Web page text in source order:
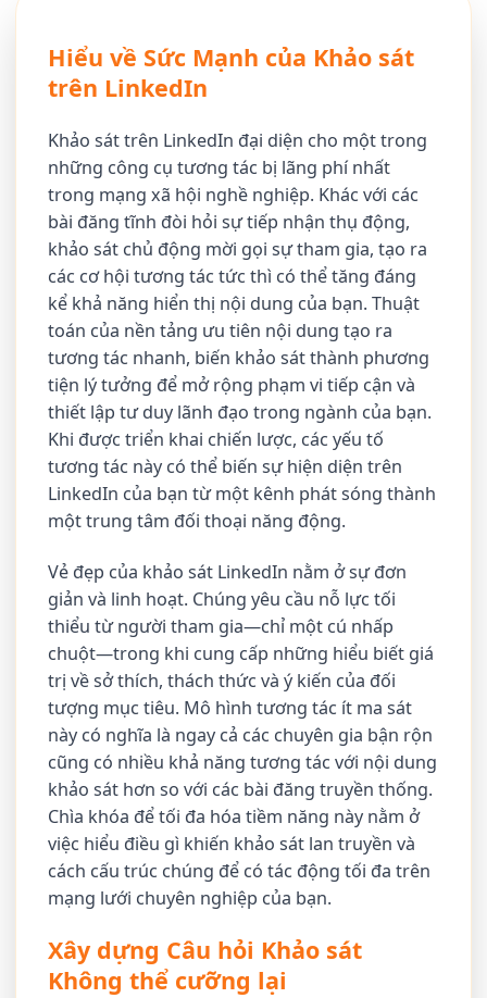
Hiểu về Sức Mạnh của Khảo sát
trên LinkedIn
Khảo sát trên LinkedIn đại diện cho một trong
những công cụ tương tác bị lãng phí nhất
trong mạng xã hội nghề nghiệp. Khác với các
bài đăng tĩnh đòi hỏi sự tiếp nhận thụ động,
khảo sát chủ động mời gọi sự tham gia, tạo ra
các cơ hội tương tác tức thì có thể tăng đáng
kể khả năng hiển thị nội dung của bạn. Thuật
toán của nền tảng ưu tiên nội dung tạo ra
tương tác nhanh, biến khảo sát thành phương
tiện lý tưởng để mở rộng phạm vi tiếp cận và
thiết lập tư duy lãnh đạo trong ngành của bạn.
Khi được triển khai chiến lược, các yếu tố
tương tác này có thể biến sự hiện diện trên
LinkedIn của bạn từ một kênh phát sóng thành
một trung tâm đối thoại năng động.
Vẻ đẹp của khảo sát LinkedIn nằm ở sự đơn
giản và linh hoạt. Chúng yêu cầu nỗ lực tối
thiểu từ người tham gia—chỉ một cú nhấp
chuột—trong khi cung cấp những hiểu biết giá
trị về sở thích, thách thức và ý kiến của đối
tượng mục tiêu. Mô hình tương tác ít ma sát
này có nghĩa là ngay cả các chuyên gia bận rộn
cũng có nhiều khả năng tương tác với nội dung
khảo sát hơn so với các bài đăng truyền thống.
Chìa khóa để tối đa hóa tiềm năng này nằm ở
việc hiểu điều gì khiến khảo sát lan truyền và
cách cấu trúc chúng để có tác động tối đa trên
mạng lưới chuyên nghiệp của bạn.
Xây dựng Câu hỏi Khảo sát
Không thể cưỡng lại